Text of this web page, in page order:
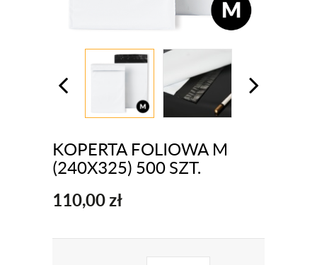
KOPERTA FOLIOWA M
(240X325) 500 SZT.
110,00zł